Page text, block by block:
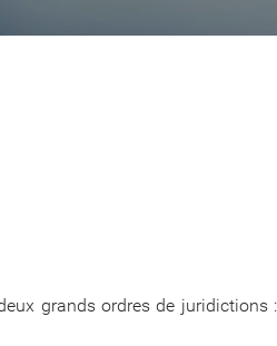
grands ordres de